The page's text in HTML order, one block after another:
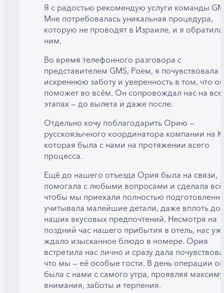
Я с радостью рекомендую услуги команды
Мне потребовалась уникальная процедура,
которую не проводят в Израиле, и я
ним.
Во время телефонного разговора с
представителем GMS, Роем, я почувствовала
искреннюю заботу и уверенность в том, что он
поможет во всём. Он сопровождал нас на
этапах — до вылета и даже после.
Отдельно хочу поблагодарить Орию —
русскоязычного координатора компании на
которая была с нами на протяжении всего
процесса.
Ещё до нашего отъезда Ория была на связи,
помогала с любыми вопросами и сделала
чтобы мы приехали полностью
учитывала малейшие детали, даже вплоть до
наших вкусовых предпочтений. Несмотря на
поздний час нашего прибытия в отель, нас
ждало изысканное блюдо в номере. Ория
встретила нас лично и сразу дала
что мы — её особые гости. В день операции
была с нами с самого утра, проявляя
внимания, заботы и терпения.